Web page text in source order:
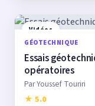
Vidéos
GÉOTECHNIQUE
Essais
opératoires
Par Youssef Touriri
★ 5.0